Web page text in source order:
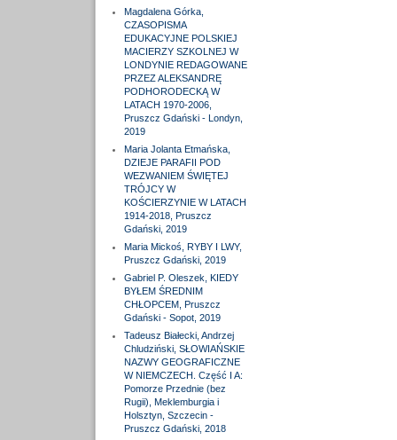
Magdalena Górka,
CZASOPISMA
EDUKACYJNE POLSKIEJ
MACIERZY SZKOLNEJ W
LONDYNIE REDAGOWANE
PRZEZ ALEKSANDRĘ
PODHORODECKĄ W
LATACH 1970-2006,
Pruszcz Gdański - Londyn,
2019
Maria Jolanta Etmańska,
DZIEJE PARAFII POD
WEZWANIEM ŚWIĘTEJ
TRÓJCY W
KOŚCIERZYNIE W LATACH
1914-2018, Pruszcz
Gdański, 2019
Maria Mickoś, RYBY I LWY,
Pruszcz Gdański, 2019
Gabriel P. Oleszek, KIEDY
BYŁEM ŚREDNIM
CHŁOPCEM, Pruszcz
Gdański - Sopot, 2019
Tadeusz Białecki, Andrzej
Chludziński, SŁOWIAŃSKIE
NAZWY GEOGRAFICZNE
W NIEMCZECH. Część I A:
Pomorze Przednie (bez
Rugii), Meklemburgia i
Holsztyn, Szczecin -
Pruszcz Gdański, 2018